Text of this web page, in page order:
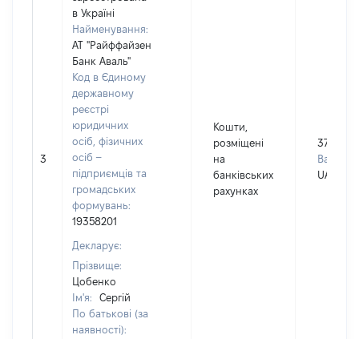
3
в Україні
Найменування:
АТ "Райффайзен
Банк Аваль"
Код в Єдиному
державному
реєстрі
юридичних
осіб, фізичних
осіб –
підприємців та
громадських
формувань:
19358201
Декларує:
Прізвище:
Цобенко
Ім'я:
Сергій
По батькові (за
наявності):
Кошти,
розміщені
на
банківських
рахунках
379
Валюта:
UAH